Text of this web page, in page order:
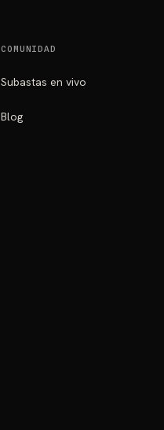
COMUNIDAD
Subastas en vivo
Blog